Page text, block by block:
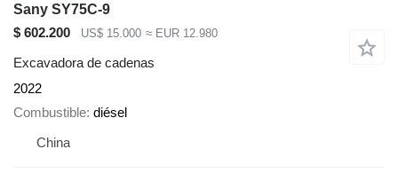
Sany SY75C-9
$ 602.200
US$ 15.000 ≈ EUR 12.980
Excavadora de cadenas
2022
Combustible diésel
China